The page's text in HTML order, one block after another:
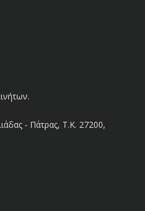
- Πάτρας, Τ.Κ. 27200,